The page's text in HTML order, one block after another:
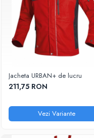
Jacheta URBAN+ de lucru
211,75 RON
Vezi Variante